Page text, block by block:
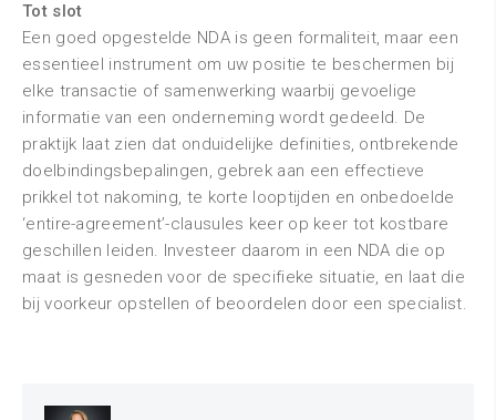
Tot slot
Een goed opgestelde NDA is geen formaliteit, maar een
essentieel instrument om uw positie te beschermen bij
elke transactie of samenwerking waarbij gevoelige
informatie van een onderneming wordt gedeeld. De
praktijk laat zien dat onduidelijke definities, ontbrekende
doelbindingsbepalingen, gebrek aan een effectieve
prikkel tot nakoming, te korte looptijden en onbedoelde
‘entire-agreement’-clausules keer op keer tot kostbare
geschillen leiden. Investeer daarom in een NDA die op
maat is gesneden voor de specifieke situatie, en laat die
bij voorkeur opstellen of beoordelen door een specialist.